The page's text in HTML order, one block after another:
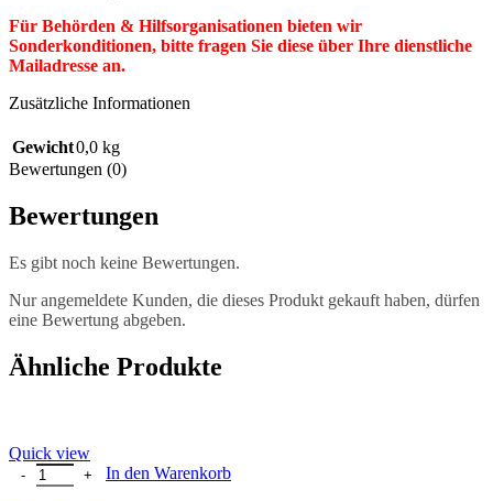
Für Behörden & Hilfsorganisationen bieten wir
Sonderkonditionen, bitte fragen Sie diese über Ihre dienstliche
Mailadresse an.
Zusätzliche Informationen
Gewicht0,0 kg
Bewertungen (0)
Bewertungen
Es gibt noch keine Bewertungen.
Nur angemeldete Kunden, die dieses Produkt gekauft haben, dürfen
eine Bewertung abgeben.
Ähnliche Produkte
Quick view
Disc-Bunk orange Menge
In den Warenkorb